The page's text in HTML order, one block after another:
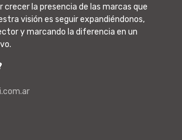
crecer la presencia de las marcas que
visión es seguir expandiéndonos,
y marcando la diferencia en un